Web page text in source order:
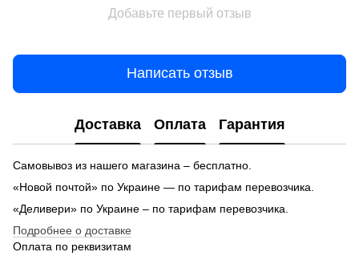
Добавьте первый отзыв
Написать отзыв
Доставка Оплата Гарантия
Самовывоз из нашего магазина – бесплатно.
«Новой почтой» по Украине — по тарифам перевозчика.
«Деливери» по Украине – по тарифам перевозчика.
Подробнее о доставке
Оплата по реквизитам